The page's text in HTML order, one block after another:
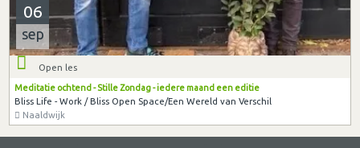
06
sep
Open les
Meditatie ochtend - Stille Zondag - iedere maand een editie
Bliss Life - Work / Bliss Open Space/Een Wereld van Verschil
Naaldwijk